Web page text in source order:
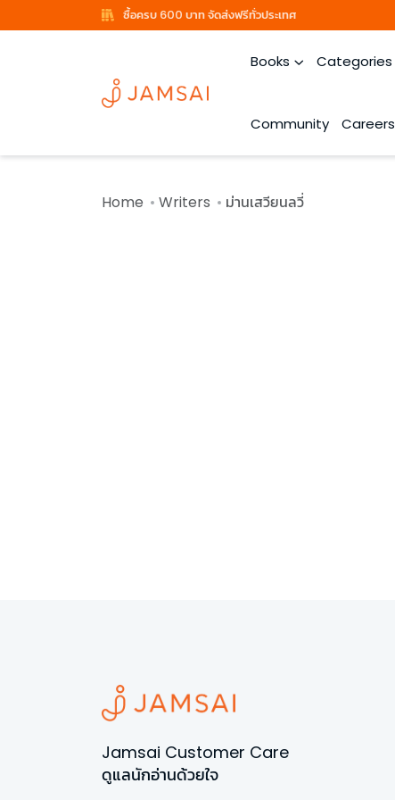
ซื้อครบ 600 บาท จัดส่งฟรีทั่วประเทศ
Books Categories
Community Careers
Home Writers ม่านเสวียนลวี่
Jamsai Customer Care
ดูแลนักอ่านด้วยใจ